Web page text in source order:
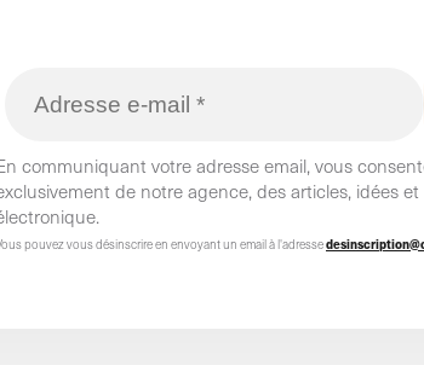
communiquant votre adresse email, vous
de notre agence, des articles, idées
pouvez vous désinscrire en envoyant un email à l'adresse